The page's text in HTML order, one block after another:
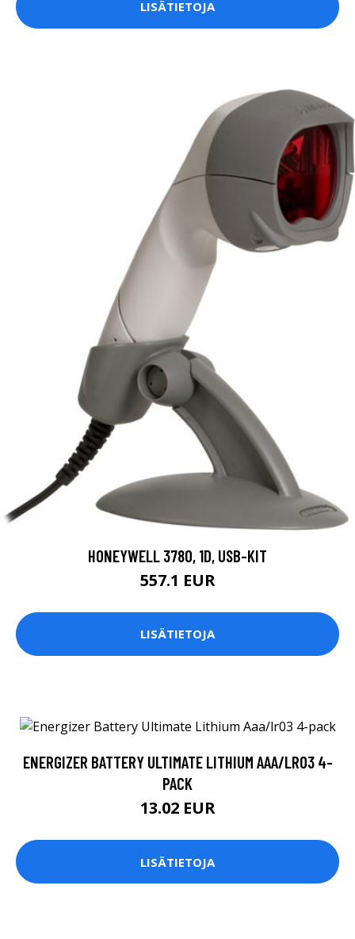
LISÄTIETOJA
HONEYWELL 3780, 1D, USB-KIT
557.1 EUR
LISÄTIETOJA
ENERGIZER BATTERY ULTIMATE LITHIUM AAA/LR03 4-
PACK
13.02 EUR
LISÄTIETOJA